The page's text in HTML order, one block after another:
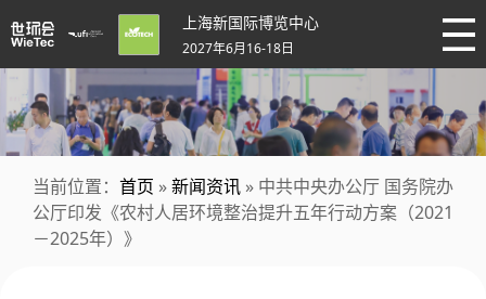
上海新国际博览中心
2027年6月16-18日
当前位置： 首页 »新闻资讯 » 中共中央办公厅 国务院办
公厅印发《农村人居环境整治提升五年行动方案（2021
－2025年）》